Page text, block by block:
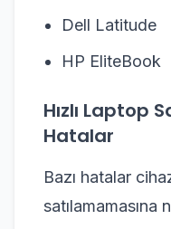
Dell Latitude
HP EliteBook
Hızlı Laptop
Hatalar
Bazı hatalar
satılamamasına